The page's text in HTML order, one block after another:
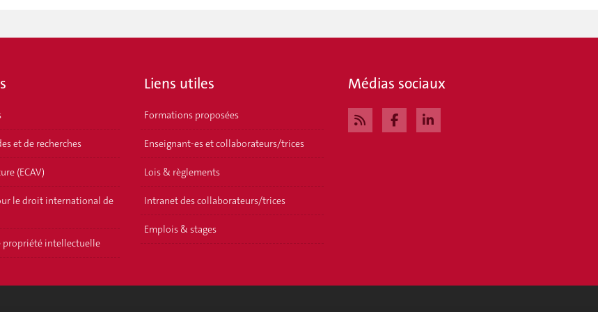
et de recherches
(ECAV)
le droit international de
propriété intellectuelle
Liens utiles
Formations proposées
Enseignant-es et collaborateurs/trices
Lois & règlements
Intranet des collaborateurs/trices
Emplois & stages
Médias sociaux